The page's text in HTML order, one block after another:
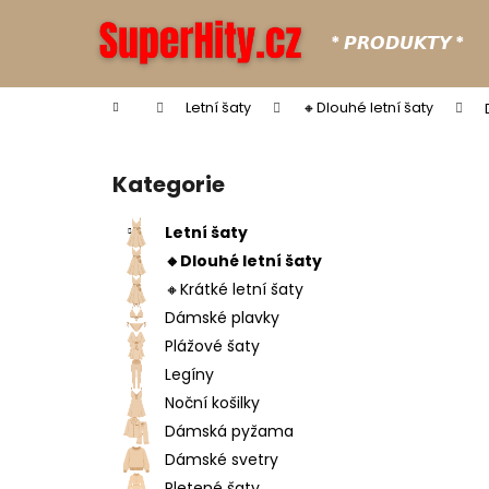
* 𝙋𝙍𝙊𝘿𝙐𝙆𝙏𝙔 *
Domů Letní šaty 🔸Dlouhé letní šaty
Přeskočit
kategorie
Kategorie
Letní šaty
🔸Dlouhé letní šaty
🔸Krátké letní šaty
Dámské plavky
Plážové šaty
Legíny
Noční košilky
Dámská pyžama
Dámské svetry
í
Zpět
do
Zpět
do